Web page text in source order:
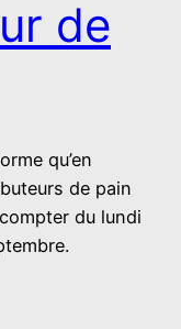
de
qu’en
de pain
du lundi